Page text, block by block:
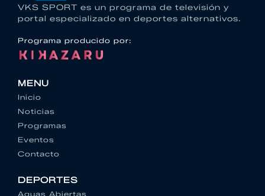
VKS SPORT es un programa de televisión y
portal especializado en deportes alternativos.
Programa producido por:
MENU
Inicio
Noticias
Programas
Eventos
Contacto
DEPORTES
Aguas Abiertas